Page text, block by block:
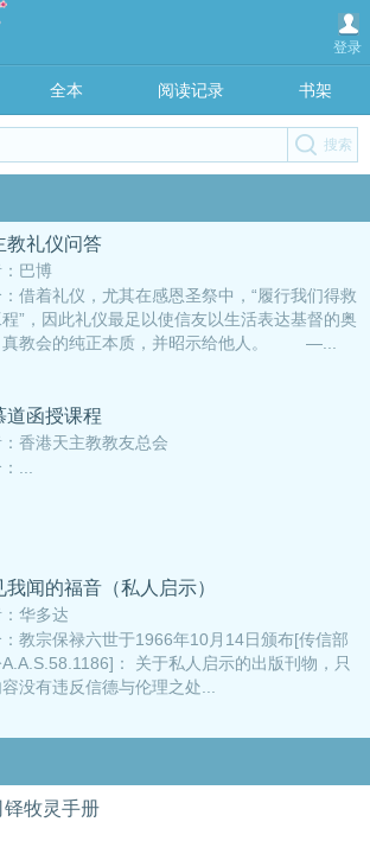
登录
全本 阅读记录 书架
教礼仪问答
巴博
借着礼仪，尤其在感恩圣祭中，“履行我们得救
”，因此礼仪最足以使信友以生活表达基督的奥
真教会的纯正本质，并昭示给他人。 —...
道函授课程
香港天主教教友总会
...
我闻的福音（私人启示）
华多达
教宗保禄六世于1966年10月14日颁布[传信部
： 关于私人启示的出版刊物，只
没有违反信德与伦理之处...
铎牧灵手册